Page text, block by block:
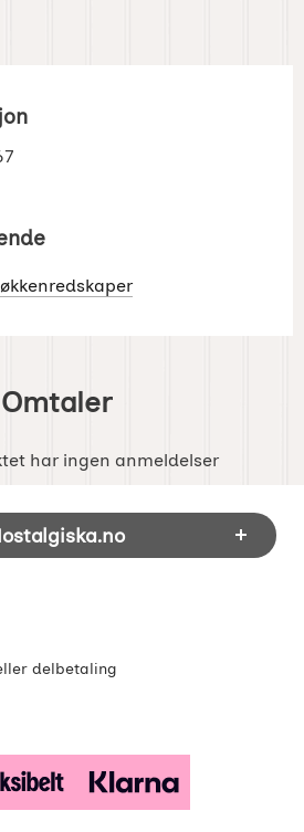
Omtaler
har ingen anmeldelser
Blandet informasjon og
delbetaling